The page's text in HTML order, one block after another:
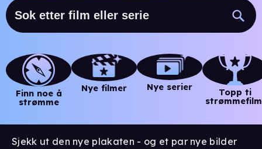
Finn noe å
strømme
Nye filmer Nye serier
Topp ti
Sjekk ut den nye plakaten - og et par nye bilder